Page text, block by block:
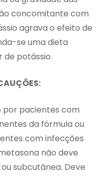
concomitante com
agrava o efeito de
se uma dieta
de potássio.
por pacientes com
da fórmula ou
com infecções
não deve
subcutânea. Deve